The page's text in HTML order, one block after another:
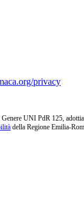
privacy
UNI PdR 125,
della Regione Emilia-